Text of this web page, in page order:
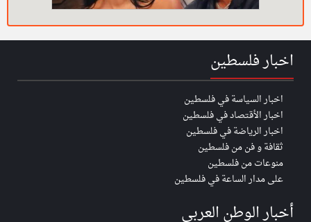
اخبار فلسطين
اخبار السياسة في فلسطين
اخبار الأقتصاد في فلسطين
اخبار الرياضة في فلسطين
ثقافة و فن من فلسطين
منوعات من فلسطين
على مدار الساعة في فلسطين
أخبار الوطن العربي